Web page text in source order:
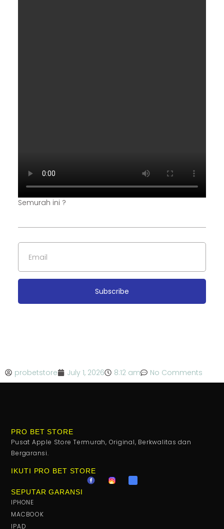
Semurah ini ?
Subscribe
probetstore July 1, 2026 8:12 am No Comments
PRO BET STORE
Pusat Apple Store Termurah, Original, Berkwalitas dan
Bergaransi.
IKUTI PRO BET STORE
SEPUTAR GARANSI
IPHONE
MACBOOK
IPAD